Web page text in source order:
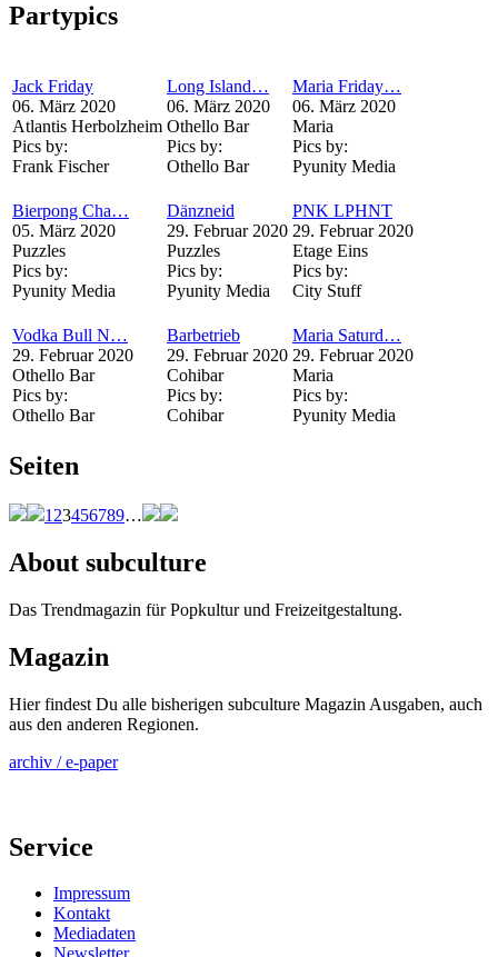
Partypics
Jack Friday
06. März 2020
Atlantis Herbolzheim
Pics by:
Frank Fischer
Long Island…
06. März 2020
Othello Bar
Pics by:
Othello Bar
Maria Friday…
06. März 2020
Maria
Pics by:
Pyunity Media
Bierpong Cha…
05. März 2020
Puzzles
Pics by:
Pyunity Media
Dänzneid
29. Februar 2020
Puzzles
Pics by:
Pyunity Media
PNK LPHNT
29. Februar 2020
Etage Eins
Pics by:
City Stuff
Vodka Bull N…
29. Februar 2020
Othello Bar
Pics by:
Othello Bar
Barbetrieb
29. Februar 2020
Cohibar
Pics by:
Cohibar
Maria Saturd…
29. Februar 2020
Maria
Pics by:
Pyunity Media
Seiten
1 23456789…
About subculture
Das Trendmagazin für Popkultur und Freizeitgestaltung.
Magazin
Hier findest Du alle bisherigen subculture Magazin Ausgaben, auch
aus den anderen Regionen.
archiv / e-paper
Service
Impressum
Kontakt
Mediadaten